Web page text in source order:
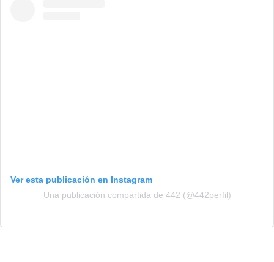
Ver esta publicación en Instagram
Una publicación compartida de 442 (@442perfil)